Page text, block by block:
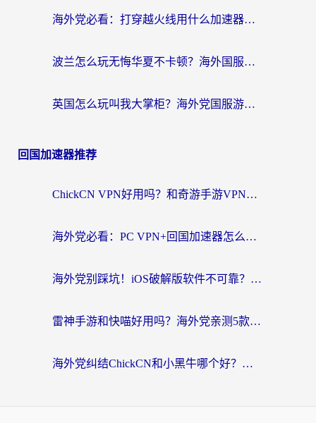
海外党必看：打穿越火线用什么加速器？解决延迟卡顿，还能玩奇妙拼图世界和第五人格
波兰怎么玩无悔华夏不卡顿？海外国服游戏加速器终极指南（附征途2萤火突击解决方案）
英国怎么玩叫我大掌柜？海外党国服游戏加速避坑指南（附实测推荐）
回国加速器推荐
ChickCN VPN好用吗？和奇游手游VPN对比哪个回国效果更好？海外党亲测实用指南
海外党必看：PC VPN+回国加速器怎么选？无缝访问国内资源全攻略
海外党别踩坑！iOS破解版软件不可靠？教你选对回国加速器无缝看国内资源
雷神手游和快喵好用吗？海外党亲测5款回国加速器，附斧牛Bling对比+微信视频号解决办法
海外党纠结ChickCN和小黑牛哪个好？一篇帮你选对回国加速器的实用指南